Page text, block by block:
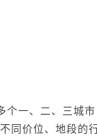
个一、二、三城
同价位、地段的